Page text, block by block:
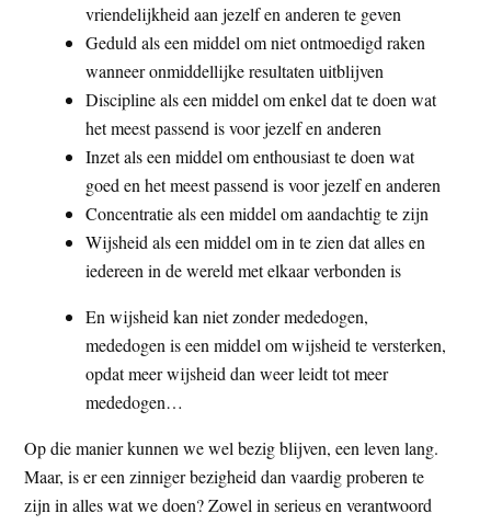
vriendelijkheid aan jezelf en anderen te geven
Geduld als een middel om niet ontmoedigd raken
wanneer onmiddellijke resultaten uitblijven
Discipline als een middel om enkel dat te doen wat
het meest passend is voor jezelf en anderen
Inzet als een middel om enthousiast te doen wat
goed en het meest passend is voor jezelf en anderen
Concentratie als een middel om aandachtig te zijn
Wijsheid als een middel om in te zien dat alles en
iedereen in de wereld met elkaar verbonden is
En wijsheid kan niet zonder mededogen,
mededogen is een middel om wijsheid te versterken,
opdat meer wijsheid dan weer leidt tot meer
mededogen…
Op die manier kunnen we wel bezig blijven, een leven lang.
Maar, is er een zinniger bezigheid dan vaardig proberen te
zijn in alles wat we doen? Zowel in serieus en verantwoord